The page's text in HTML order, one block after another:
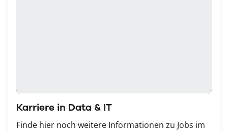
Karriere in Data & IT
Finde hier noch weitere Informationen zu Jobs im